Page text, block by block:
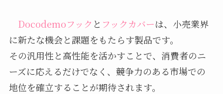
Docodemoフック と フックカバーは、小売業界
に新たな機会と課題をもたらす製品です。
その汎用性と高性能を活かすことで、消費者のニ
ーズに応えるだけでなく、競争力のある市場での
地位を確立することが期待されます。